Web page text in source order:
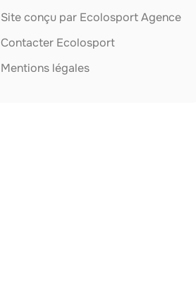
Site conçu par Ecolosport Agence
Contacter Ecolosport
Mentions légales